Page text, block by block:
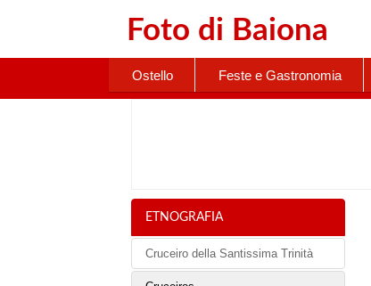
Foto di Baiona
Ostello Feste e Gastronomia
ETNOGRAFIA
Cruceiro della Santissima Trinità